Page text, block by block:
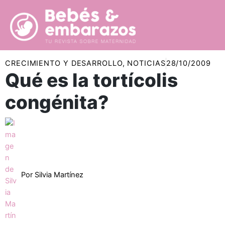
contenido
CRECIMIENTO Y DESARROLLO, NOTICIAS28/10/2009
Qué es la tortícolis
congénita?
Por Silvia Martínez